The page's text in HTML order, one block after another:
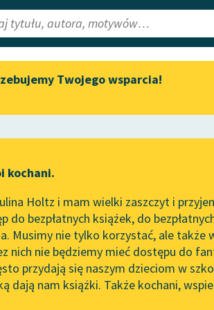
Lektury
redakcyjne
Aktualności
Zapraszamy na spotkanie
literatury skandynawskiej
Wolne Lektury na 32.
Pol’and’Rock Festivalu
„Kochanek Lady
do słuchania na Wolnych
Lekturach
Nowy audiobook –
Twojego wsparcia!
kochani.
Holtz i mam wielki zaszczyt i
do bezpłatnych książek, do
Musimy nie tylko korzystać, ale także
nich nie będziemy mieć dostępu do
przydają się naszym dzieciom w
dają nam książki. Także kochani,
Prosper Mérimée✖